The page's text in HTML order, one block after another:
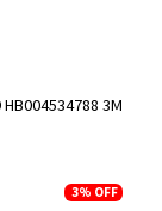
HB004534788 3M
3% OFF